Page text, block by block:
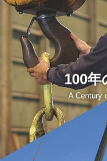
100年
100年
A Century
100年